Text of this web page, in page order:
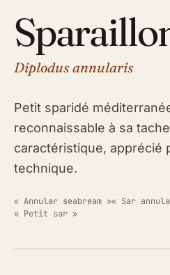
Diplodus annularis
Petit sparidé
reconnaissable à sa
caractéristique, apprécié
technique.
« Annular seabream »« Sar
« Petit sar »